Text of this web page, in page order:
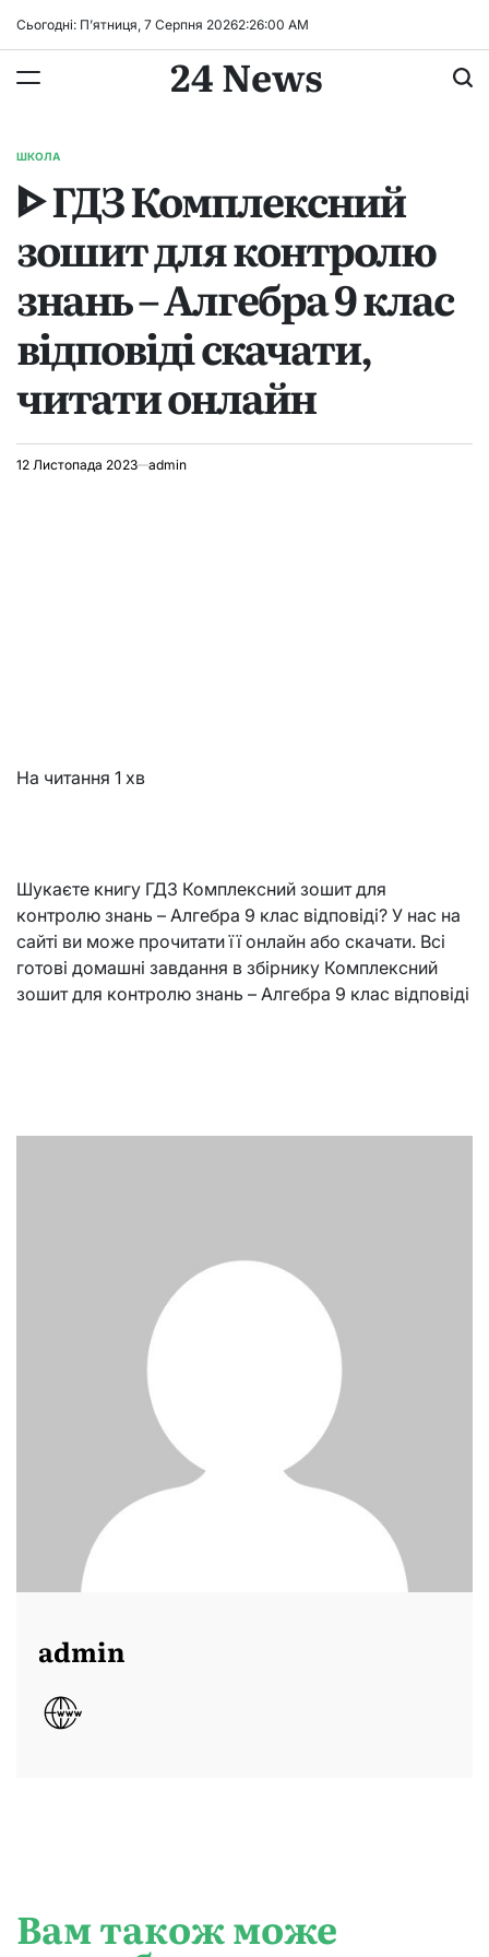
Сьогодні: П’ятниця, 7 Серпня 20262:26:01 AM
24 News
ОПУБЛІКУВАТИ
ШКОЛА
ᐈ ГДЗ Комплексний
зошит для контролю
знань – Алгебра 9 клас
відповіді скачати,
читати онлайн
12 Листопада 2023 admin
На читання 1 хв
Шукаєте книгу ГДЗ Комплексний зошит для
контролю знань – Алгебра 9 клас відповіді? У нас на
сайті ви може прочитати її онлайн або скачати. Всі
готові домашні завдання в збірнику Комплексний
зошит для контролю знань – Алгебра 9 клас відповіді
admin
Вам також може